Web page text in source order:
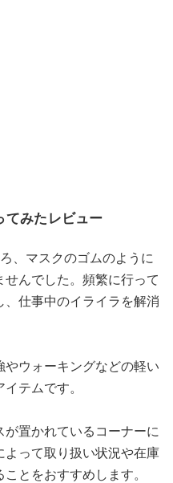
てみたレビュー
、マスクのゴムのように
んでした。頻繁に行って
仕事中のイライラを解消
ウォーキングなどの軽い
テムです。
置かれているコーナーに
って取り扱い状況や在庫
とをおすすめします。